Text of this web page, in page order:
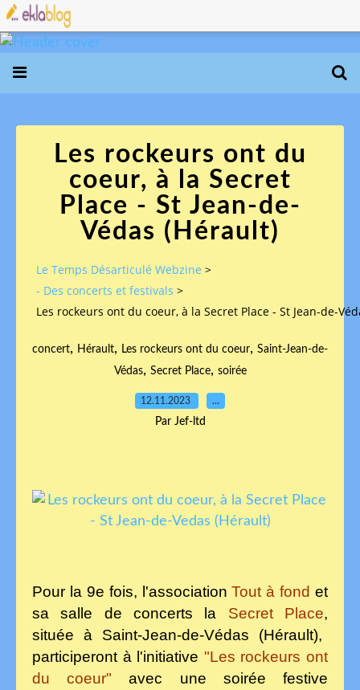
Les rockeurs ont du
coeur, à la Secret
Place - St Jean-de-
Védas (Hérault)
Le Temps Désarticulé Webzine >
- Des concerts et festivals >
Les rockeurs ont du coeur, à la Secret Place - St Jean-de-
concert, Hérault, Les rockeurs ont du coeur, Saint-Jean-de-
Védas, Secret Place, soirée
12.11.2023 …
Par Jef-ltd
Pour la 9e fois, l'associationTout à fond et
sa salle de concerts la Secret Place,
située à Saint-Jean-de-Védas (Hérault),
participeront à l'initiative "Les rockeurs ont
du coeur"avec une soirée festive